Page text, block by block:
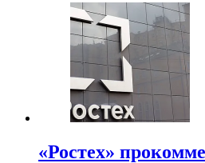
«Ростех»